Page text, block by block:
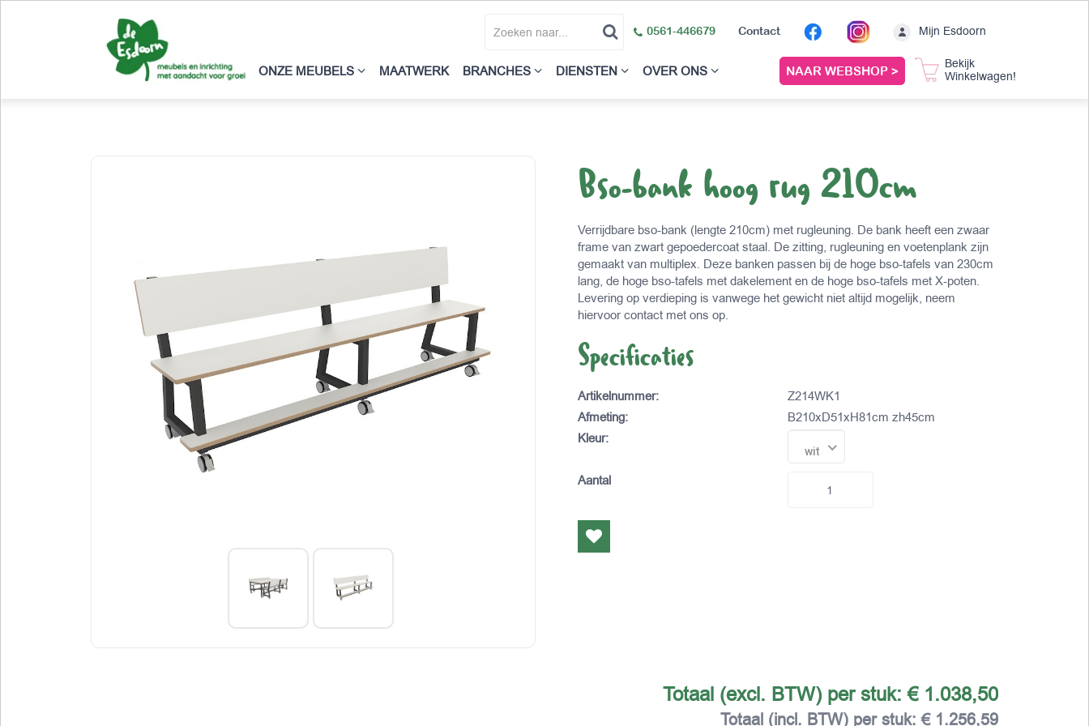
0561-446679 Contact Mijn Esdoorn
ONZE MEUBELS MAATWERK BRANCHES DIENSTEN OVER ONS NAAR WEBSHOP >
Bekijk
Winkelwagen!
Bso-bank hoog rug 210cm
Verrijdbare bso-bank (lengte 210cm) met rugleuning. De bank heeft een zwaar
frame van zwart gepoedercoat staal. De zitting, rugleuning en voetenplank zijn
gemaakt van multiplex. Deze banken passen bij de hoge bso-tafels van 230cm
lang, de hoge bso-tafels met dakelement en de hoge bso-tafels met X-poten.
Levering op verdieping is vanwege het gewicht niet altijd mogelijk, neem
hiervoor contact met ons op.
Specificaties
Artikelnummer:
Z214WK1
Afmeting:
B210xD51xH81cm zh45cm
Kleur:
wit
Aantal
Totaal (excl. BTW) per stuk:€ 1.038,50
Totaal (incl. BTW) per stuk:€ 1.256,59